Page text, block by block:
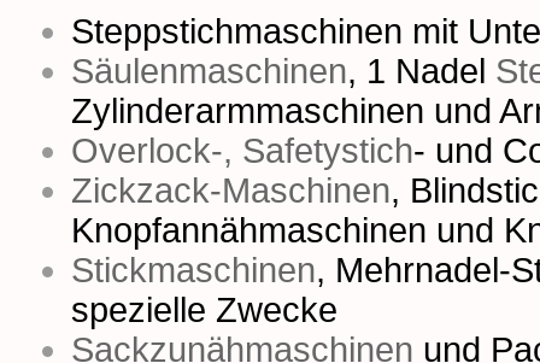
Steppstichmaschinen mit
Säulenmaschinen, 1 Nadel
Zylinderarmmaschinen und
Overlock-, Safetystich- und
Zickzack-Maschinen,
Knopfannähmaschinen und
Stickmaschinen, Mehrnadel-
spezielle Zwecke
Sackzunähmaschinen und